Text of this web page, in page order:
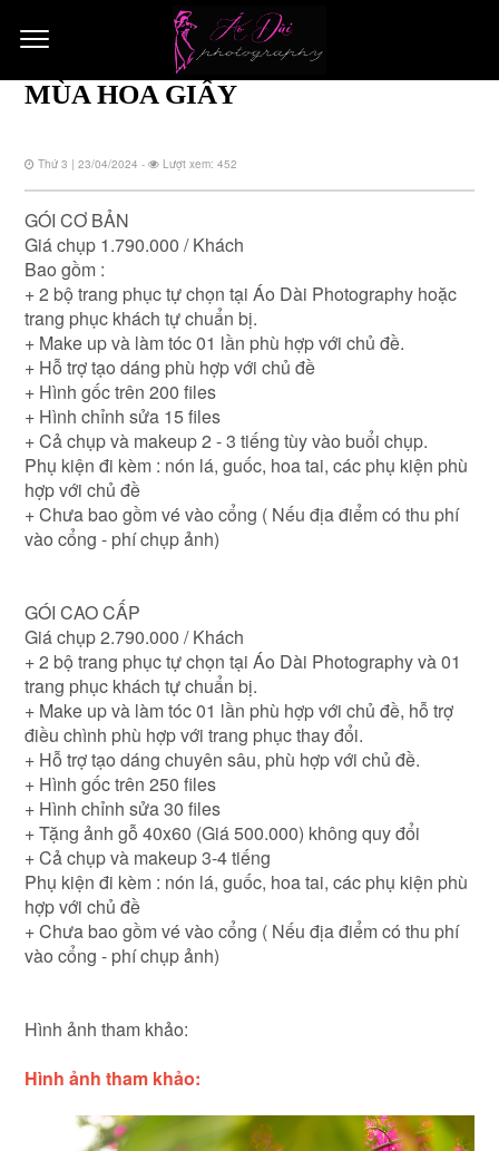
MÙA HOA GIẤY
Thứ 3 | 23/04/2024 - Lượt xem: 452
GÓI CƠ BẢN
Giá chụp 1.790.000 / Khách
Bao gồm :
+ 2 bộ trang phục tự chọn tại Áo Dài Photography hoặc
trang phục khách tự chuẩn bị.
+ Make up và làm tóc 01 lần phù hợp với chủ đề.
+ Hỗ trợ tạo dáng phù hợp với chủ đề
+ Hình gốc trên 200 files
+ Hình chỉnh sửa 15 files
+ Cả chụp và makeup 2 - 3 tiếng tùy vào buổi chụp.
Phụ kiện đi kèm : nón lá, guốc, hoa tai, các phụ kiện phù
hợp với chủ đề
+ Chưa bao gồm vé vào cổng ( Nếu địa điểm có thu phí
vào cổng - phí chụp ảnh)
GÓI CAO CẤP
Giá chụp 2.790.000 / Khách
+ 2 bộ trang phục tự chọn tại Áo Dài Photography và 01
trang phục khách tự chuẩn bị.
+ Make up và làm tóc 01 lần phù hợp với chủ đề, hỗ trợ
điều chình phù hợp với trang phục thay đổi.
+ Hỗ trợ tạo dáng chuyên sâu, phù hợp với chủ đề.
+ Hình gốc trên 250 files
+ Hình chỉnh sửa 30 files
+ Tặng ảnh gỗ 40x60 (Giá 500.000) không quy đổi
+ Cả chụp và makeup 3-4 tiếng
Phụ kiện đi kèm : nón lá, guốc, hoa tai, các phụ kiện phù
hợp với chủ đề
+ Chưa bao gồm vé vào cổng ( Nếu địa điểm có thu phí
vào cổng - phí chụp ảnh)
Hình ảnh tham khảo:
Hình ảnh tham khảo: